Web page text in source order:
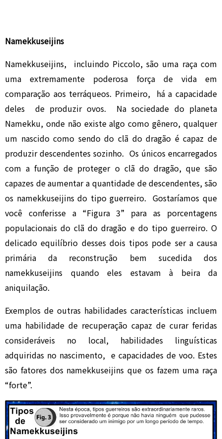
Namekkuseijins
Namekkuseijins, incluindo Piccolo, são uma raça com
uma extremamente poderosa força de vida em
comparação aos terráqueos. Primeiro, há a capacidade
deles de produzir ovos. Na sociedade do planeta
Namekku, onde não existe algo como gênero, qualquer
um nascido como sendo do clã do dragão é capaz de
produzir descendentes sozinho. Os únicos encarregados
com a função de proteger o clã do dragão, que são
capazes de aumentar a quantidade de descendentes, são
os namekkuseijins do tipo guerreiro. Gostaríamos que
você conferisse a “Figura 3” para as porcentagens
populacionais do clã do dragão e do tipo guerreiro. O
delicado equilíbrio desses dois tipos pode ser a causa
primária da reconstrução bem sucedida dos
namekkuseijins quando eles estavam à beira da
aniquilação.
Exemplos de outras habilidades características incluem
uma habilidade de recuperação capaz de curar feridas
consideráveis no local, habilidades linguísticas
adquiridas no nascimento, e capacidades de voo. Estes
são fatores dos namekkuseijins que os fazem uma raça
“forte”.